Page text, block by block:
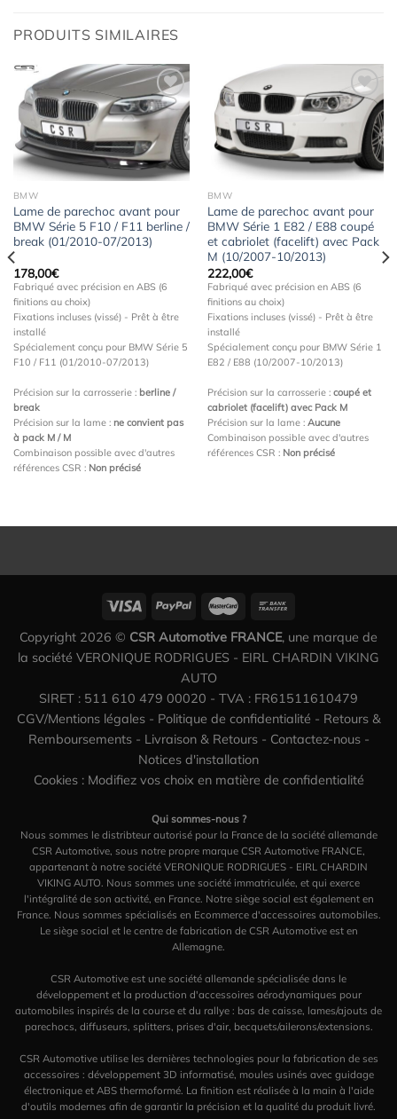
PRODUITS SIMILAIRES
Ajouter
à la
wishlist
BMW
Lame de parechoc avant pour
BMW Série 5 F10 / F11 berline /
break (01/2010-07/2013)
178,00€
Fabriqué avec précision en ABS (6
finitions au choix)
Fixations incluses (vissé) - Prêt à être
installé
Spécialement conçu pour BMW Série 5
F10 / F11 (01/2010-07/2013)
Précision sur la carrosserie : berline /
break
Précision sur la lame : ne convient pas
à pack M / M
Combinaison possible avec d'autres
références CSR : Non précisé
Ajouter
à la
wishlist
BMW
Lame de parechoc avant pour
BMW Série 1 E82 / E88 coupé
et cabriolet (facelift) avec Pack
M (10/2007-10/2013)
222,00€
Fabriqué avec précision en ABS (6
finitions au choix)
Fixations incluses (vissé) - Prêt à être
installé
Spécialement conçu pour BMW Série 1
E82 / E88 (10/2007-10/2013)
Précision sur la carrosserie : coupé et
cabriolet (facelift) avec Pack M
Précision sur la lame : Aucune
Combinaison possible avec d'autres
références CSR : Non précisé
Copyright 2026 © CSR Automotive FRANCE, une marque de
la société VERONIQUE RODRIGUES - EIRL CHARDIN VIKING
AUTO
SIRET : 511 610 479 00020 - TVA : FR61511610479
CGV/Mentions légales- Politique de confidentialité - Retours &
Remboursements- Livraison & Retours- Contactez-nous-
Notices d'installation
Cookies : Modifiez vos choix en matière de confidentialité
Qui sommes-nous ?
Nous sommes le distribteur autorisé pour la France de la société allemande
CSR Automotive, sous notre propre marque CSR Automotive FRANCE,
appartenant à notre société VERONIQUE RODRIGUES - EIRL CHARDIN
VIKING AUTO. Nous sommes une société immatriculée, et qui exerce
l'intégralité de son activité, en France. Notre siège social est également en
France. Nous sommes spécialisés en Ecommerce d'accessoires automobiles.
Le siège social et le centre de fabrication de CSR Automotive est en
Allemagne.
CSR Automotive est une société allemande spécialisée dans le
développement et la production d'accessoires aérodynamiques pour
automobiles inspirés de la course et du rallye : bas de caisse, lames/ajouts de
parechocs, diffuseurs, splitters, prises d'air, becquets/ailerons/extensions.
CSR Automotive utilise les dernières technologies pour la fabrication de ses
accessoires : développement 3D informatisé, moules usinés avec guidage
électronique et ABS thermoformé. La finition est réalisée à la main à l'aide
d'outils modernes afin de garantir la précision et la qualité du produit livré.